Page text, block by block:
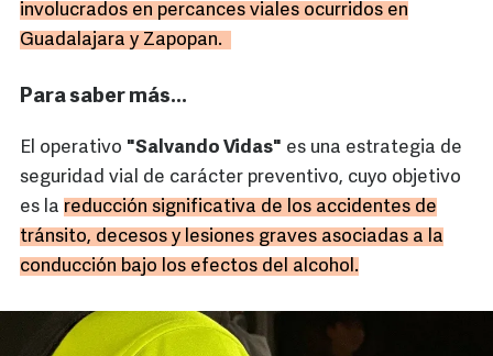
involucrados en percances viales ocurridos en
Guadalajara y Zapopan.
Para saber más…
El operativo "Salvando Vidas" es una estrategia de
seguridad vial de carácter preventivo, cuyo objetivo
es la reducción significativa de los accidentes de
tránsito, decesos y lesiones graves asociadas a la
conducción bajo los efectos del alcohol.